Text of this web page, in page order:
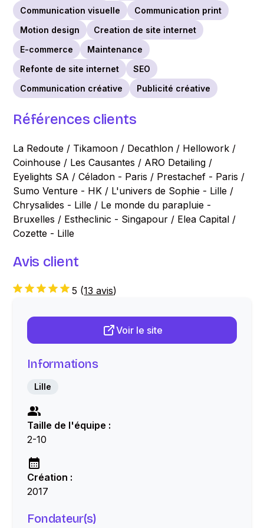
Communication visuelle
Communication print
Motion design
Creation de site internet
E-commerce
Maintenance
Refonte de site internet
SEO
Communication créative
Publicité créative
Références clients
La Redoute / Tikamoon / Decathlon / Hellowork /
Coinhouse / Les Causantes / ARO Detailing /
Eyelights SA / Céladon - Paris / Prestachef - Paris /
Sumo Venture - HK / L'univers de Sophie - Lille /
Chrysalides - Lille / Le monde du parapluie -
Bruxelles / Estheclinic - Singapour / Elea Capital /
Cozette - Lille
Avis client
5 (13 avis)
Voir le site
Informations
Lille
Taille de l'équipe :
2-10
Création :
2017
Fondateur(s)